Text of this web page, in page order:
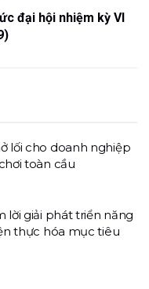
đại hội nhiệm kỳ VI
lối cho doanh nghiệp
toàn cầu
lời giải phát triển năng
thực hóa mục tiêu